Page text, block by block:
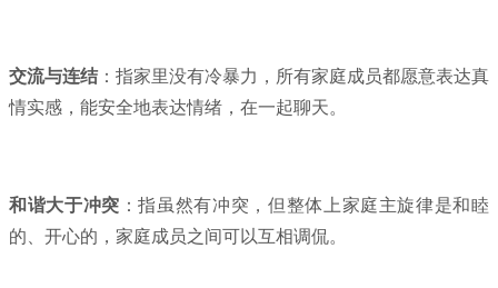
交流与连结：指家里没有冷暴力，所有家庭成员都愿意表达真
情实感，能安全地表达情绪，在一起聊天。
和谐大于冲突 ：指虽然有冲突，但整体上家庭主旋律是和睦
的、开心的，家庭成员之间可以互相调侃。